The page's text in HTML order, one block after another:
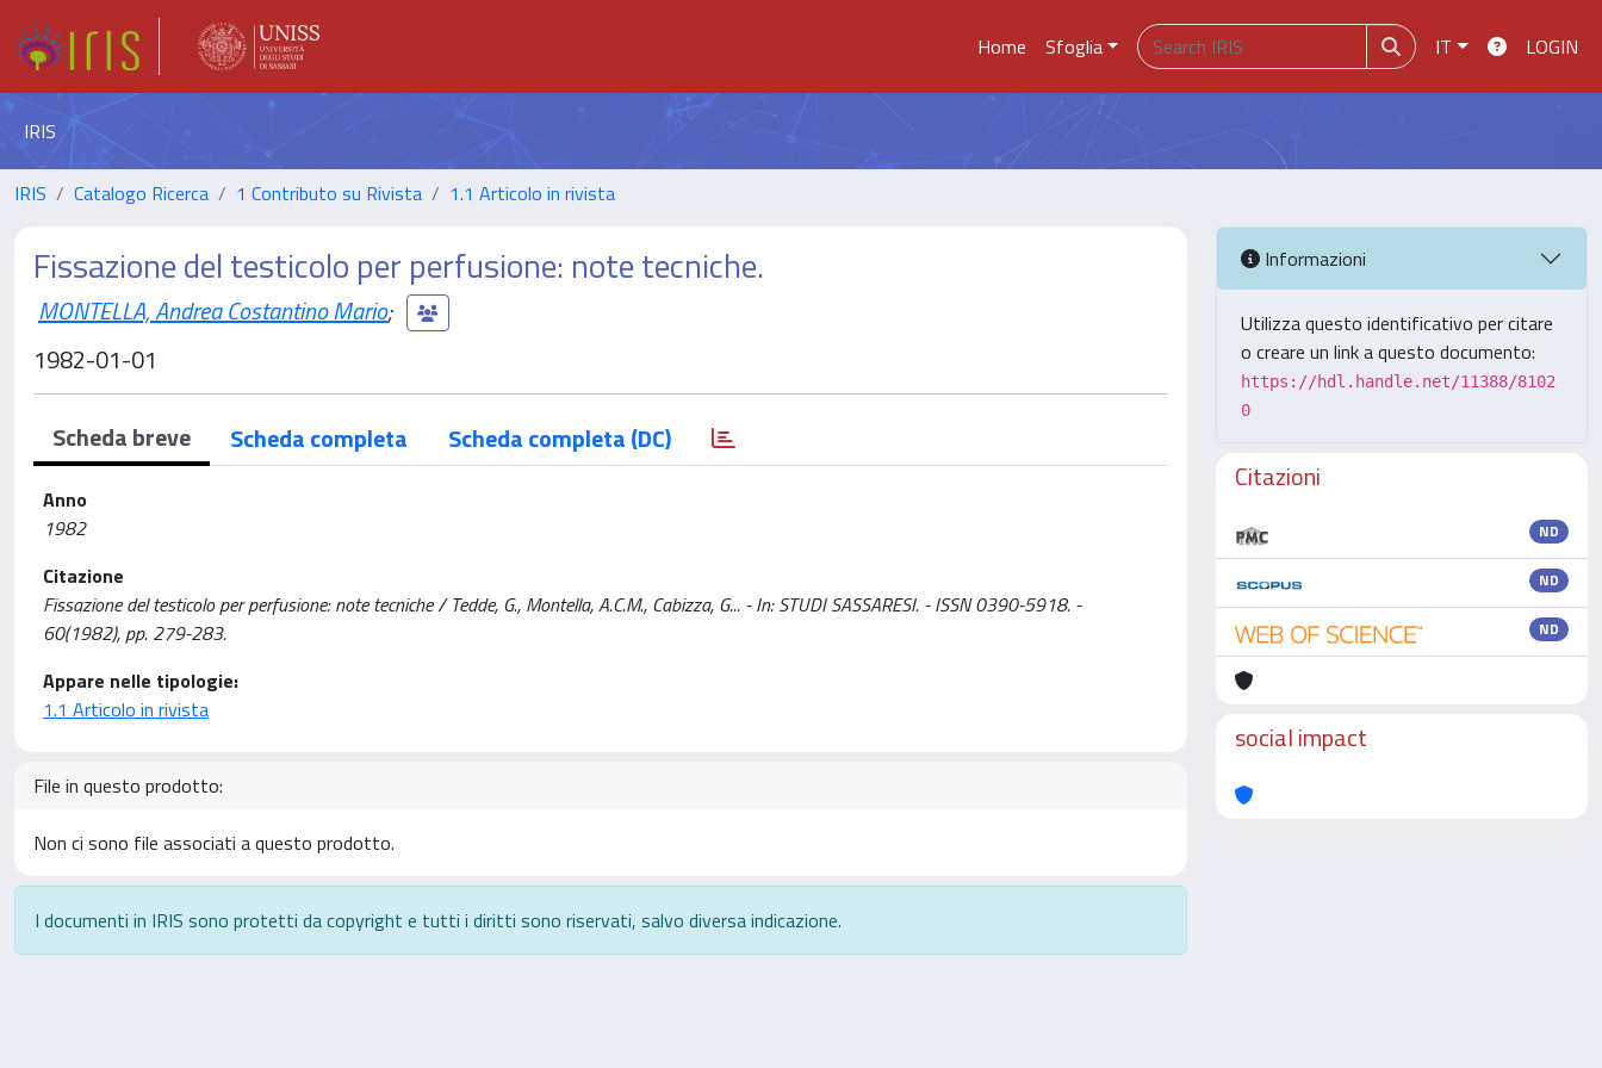
Home Sfoglia IT LOGIN
IRIS
IRIS Catalogo Ricerca 1 Contributo su Rivista 1.1 Articolo in rivista
Fissazione del testicolo per perfusione: note tecniche.
MONTELLA, Andrea Costantino Mario;
1982-01-01
Scheda breve Scheda completa Scheda completa (DC)
Anno
1982
Citazione
Fissazione del testicolo per perfusione: note tecniche / Tedde, G., Montella, A.C.M., Cabizza, G... - In: STUDI SASSARESI. - ISSN 0390-5918. -
60(1982), pp. 279-283.
Appare nelle tipologie:
1.1 Articolo in rivista
File in questo prodotto:
Non ci sono file associati a questo prodotto.
I documenti in IRIS sono protetti da copyright e tutti i diritti sono riservati, salvo diversa indicazione.
Informazioni
Utilizza questo identificativo per citare
o creare un link a questo documento:
https://hdl.handle.net/11388/8102
0
Citazioni
ND
ND
ND
social impact